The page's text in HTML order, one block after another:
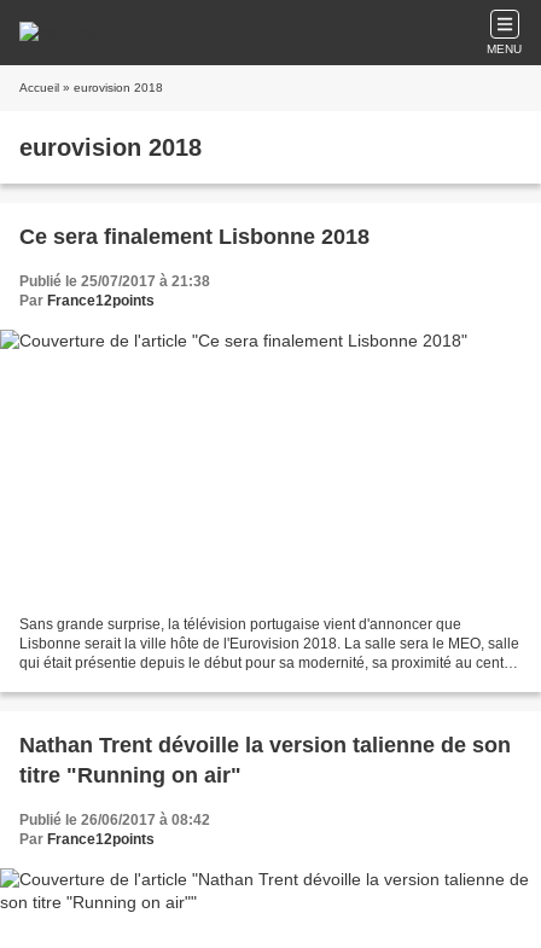
MENU
Accueil » eurovision 2018
eurovision 2018
Ce sera finalement Lisbonne 2018
Publié le 25/07/2017 à 21:38
Par France12points
Sans grande surprise, la télévision portugaise vient d'annoncer que
Lisbonne serait la ville hôte de l'Eurovision 2018. La salle sera le MEO, salle
qui était présentie depuis le début pour sa modernité, sa proximité au centre
Nathan Trent dévoille la version talienne de son
titre "Running on air"
Publié le 26/06/2017 à 08:42
Par France12points